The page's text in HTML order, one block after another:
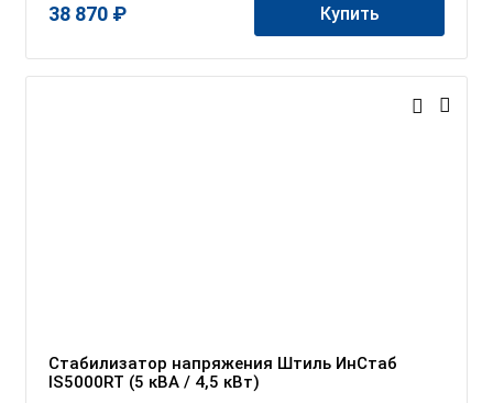
38 870 ₽ Купить
Стабилизатор напряжения Штиль ИнСтаб
IS5000RT (5 кВА / 4,5 кВт)